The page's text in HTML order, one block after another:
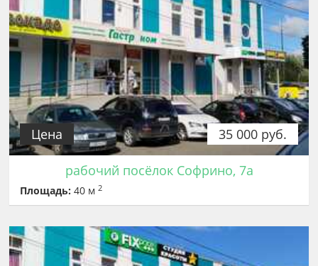
35 000 руб.
Цена
рабочий посёлок Софрино, 7а
Площадь: 40 м2